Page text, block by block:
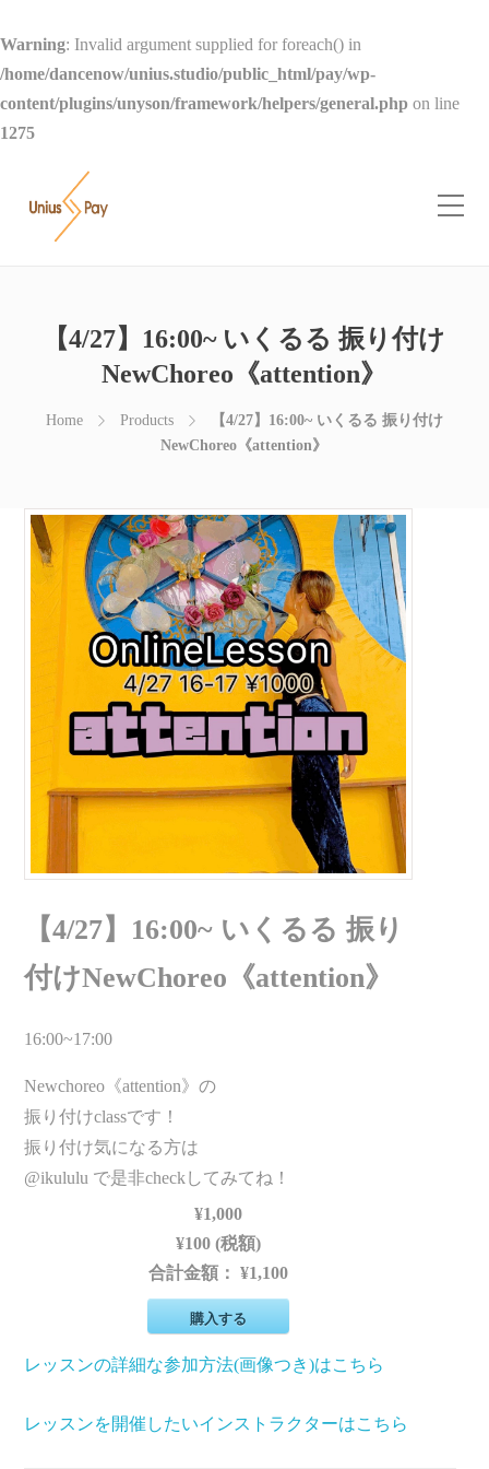
Warning: Invalid argument supplied for foreach() in
/home/dancenow/unius.studio/public_html/pay/wp-
content/plugins/unyson/framework/helpers/general.php on line
1275
【4/27】16:00~ いくるる 振り付け
NewChoreo《attention》
Home Products
【4/27】16:00~ いくるる 振り付け
NewChoreo《attention》
【4/27】16:00~ いくるる 振り
付けNewChoreo《attention》
16:00~17:00
Newchoreo《attention》の
振り付けclassです！
振り付け気になる方は
@ikululu で是非checkしてみてね！
¥1,000
¥100 (税額)
合計金額：¥1,100
購入する
レッスンの詳細な参加方法(画像つき)はこちら
レッスンを開催したいインストラクターはこちら